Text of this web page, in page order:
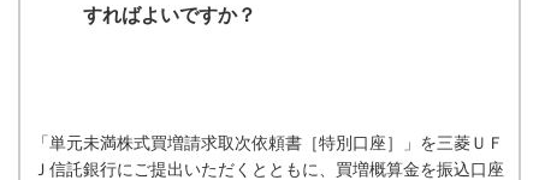
すればよいですか？
「単元未満株式買増請求取次依頼書［特別口座］」を三菱ＵＦ
Ｊ信託銀行にご提出いただくとともに、買増概算金を振込口座